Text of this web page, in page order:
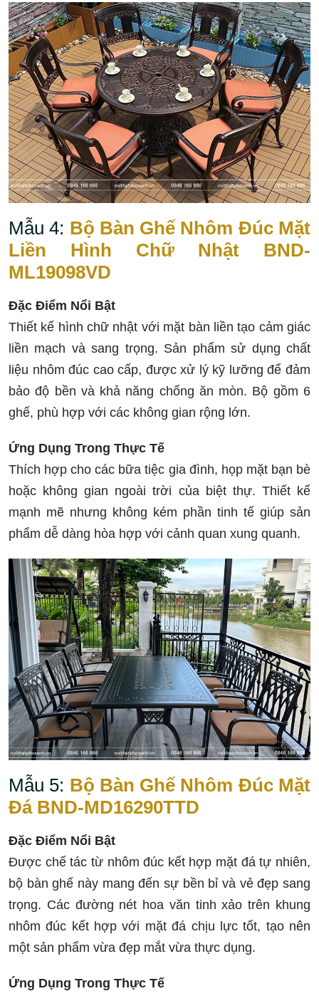
Mẫu 4: Bộ Bàn Ghế Nhôm Đúc Mặt
Liền Hình Chữ Nhật BND-
ML19098VD
Đặc Điểm Nổi Bật
Thiết kế hình chữ nhật với mặt bàn liền tạo cảm giác
liền mạch và sang trọng. Sản phẩm sử dụng chất
liệu nhôm đúc cao cấp, được xử lý kỹ lưỡng để đảm
bảo độ bền và khả năng chống ăn mòn. Bộ gồm 6
ghế, phù hợp với các không gian rộng lớn.
Ứng Dụng Trong Thực Tế
Thích hợp cho các bữa tiệc gia đình, họp mặt bạn bè
hoặc không gian ngoài trời của biệt thự. Thiết kế
mạnh mẽ nhưng không kém phần tinh tế giúp sản
phẩm dễ dàng hòa hợp với cảnh quan xung quanh.
Mẫu 5: Bộ Bàn Ghế Nhôm Đúc Mặt
Đá BND-MD16290TTD
Đặc Điểm Nổi Bật
Được chế tác từ nhôm đúc kết hợp mặt đá tự nhiên,
bộ bàn ghế này mang đến sự bền bỉ và vẻ đẹp sang
trọng. Các đường nét hoa văn tinh xảo trên khung
nhôm đúc kết hợp với mặt đá chịu lực tốt, tạo nên
một sản phẩm vừa đẹp mắt vừa thực dụng.
Ứng Dụng Trong Thực Tế